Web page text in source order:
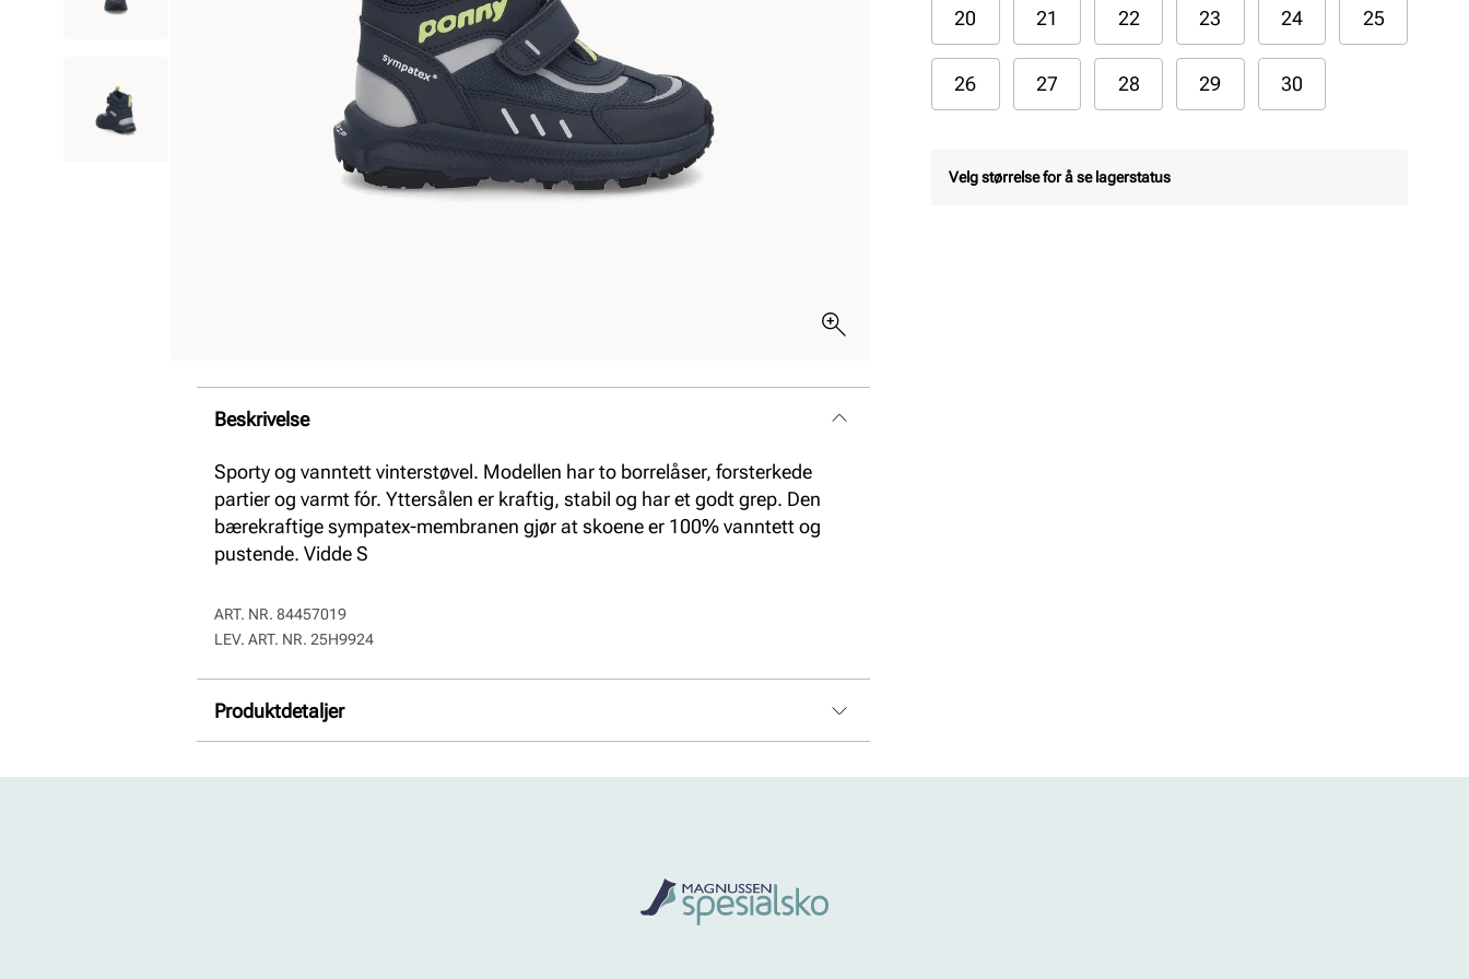
Beskrivelse
Sporty og vanntett vinterstøvel. Modellen har to borrelåser, forsterkede
partier og varmt fór. Yttersålen er kraftig, stabil og har et godt grep. Den
bærekraftige sympatex-membranen gjør at skoene er 100% vanntett og
pustende. Vidde S
ART. NR. 84457019
LEV. ART. NR. 25H9924
Produktdetaljer
20 21 22 23 24 25
26 27 28 29 30
Velg størrelse for å se lagerstatus